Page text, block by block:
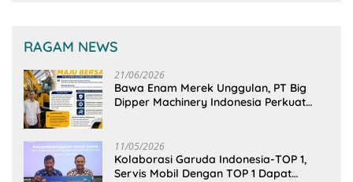
RAGAM NEWS
21/06/2026
Bawa Enam Merek Unggulan, PT Big
Dipper Machinery Indonesia Perkuat
11/05/2026
Kolaborasi Garuda Indonesia-TOP 1,
Servis Mobil Dengan TOP 1 Dapat